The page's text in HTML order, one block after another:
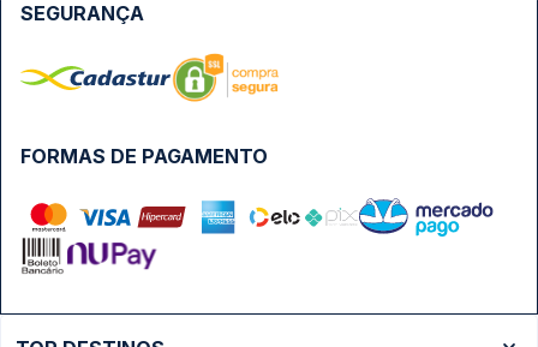
FORMAS DE PAGAMENTO
SEGURANÇA